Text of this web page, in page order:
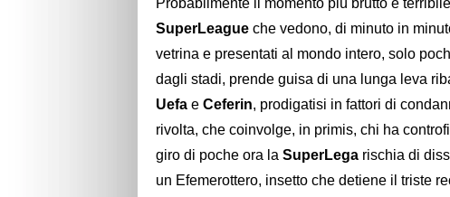
Probabilmente il momento più brutto e
SuperLeague che vedono, di minuto in
vetrina e presentati al mondo intero, solo
dagli stadi, prende guisa di una lunga leva
Uefa e Ceferin, prodigatisi in fattori di
rivolta, che coinvolge, in primis, chi ha
giro di poche ora la SuperLega rischia di
un Efemerottero, insetto che detiene il triste